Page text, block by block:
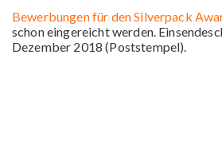
Bewerbungen für den Silverpack
schon eingereicht werden.
Dezember 2018 (Poststempel).